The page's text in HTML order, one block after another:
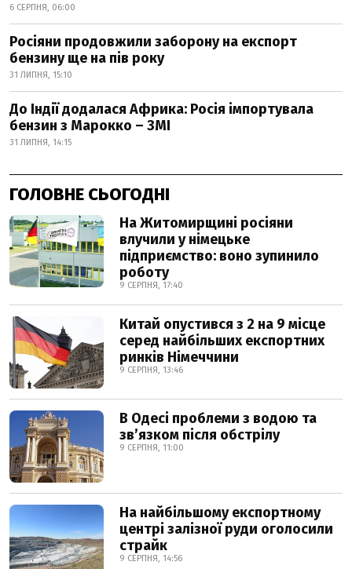
6 СЕРПНЯ, 06:00
Росіяни продовжили заборону на експорт
бензину ще на пів року
31 ЛИПНЯ, 15:10
До Індії додалася Африка: Росія імпортувала
бензин з Марокко – ЗМІ
31 ЛИПНЯ, 14:15
ГОЛОВНЕ СЬОГОДНІ
На Житомирщині росіяни
влучили у німецьке
підприємство: воно зупинило
роботу
9 СЕРПНЯ, 17:40
Китай опустився з 2 на 9 місце
серед найбільших експортних
ринків Німеччини
9 СЕРПНЯ, 13:46
В Одесі проблеми з водою та
звʼязком після обстрілу
9 СЕРПНЯ, 11:00
На найбільшому експортному
центрі залізної руди оголосили
страйк
9 СЕРПНЯ, 14:56